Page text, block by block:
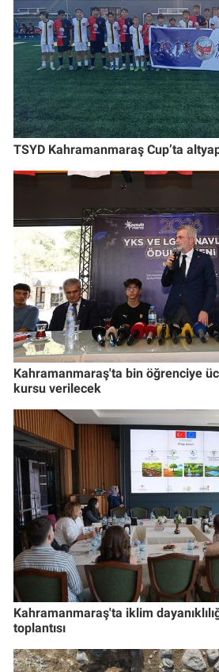
TSYD Kahramanmaraş Cup’ta
Kahramanmaraş'ta bin öğrenciye
kursu verilecek
Kahramanmaraş'ta iklim
toplantısı